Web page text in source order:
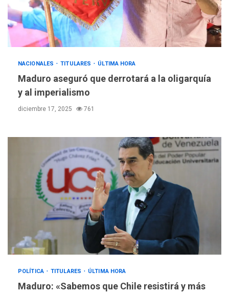
NACIONALES TITULARES ÚLTIMA HORA
Maduro aseguró que derrotará a la oligarquía
y al imperialismo
diciembre 17, 2025 761
POLÍTICA TITULARES ÚLTIMA HORA
Maduro: «Sabemos que Chile resistirá y más